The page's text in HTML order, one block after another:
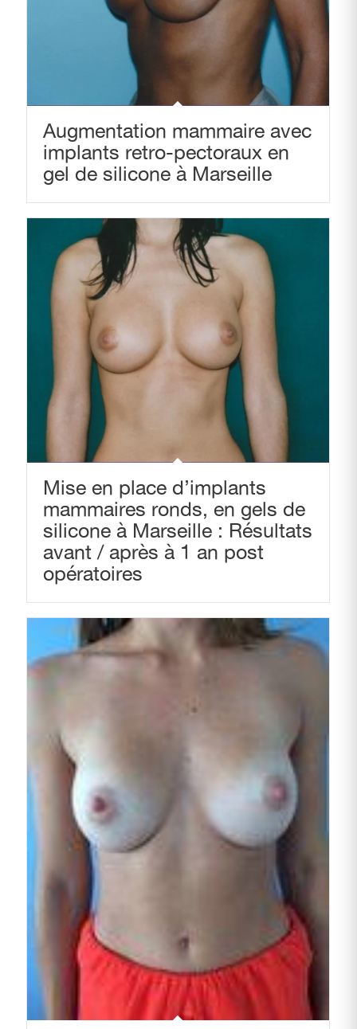
Augmentation mammaire avec
implants retro-pectoraux en
gel de silicone à Marseille
Mise en place d’implants
mammaires ronds, en gels de
silicone à Marseille : Résultats
avant / après à 1 an post
opératoires